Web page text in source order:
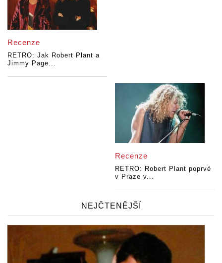
Recenze
RETRO: Jak Robert Plant a
Jimmy Page...
Recenze
RETRO: Robert Plant poprvé
v Praze v...
NEJČTENĚJŠÍ